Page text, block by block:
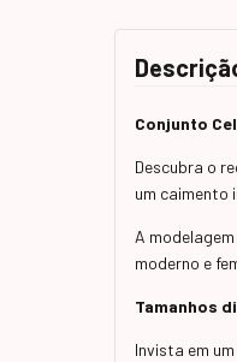
Conjunto
Descubra o
um caimento
A
moderno e
Tamanhos
Invista em